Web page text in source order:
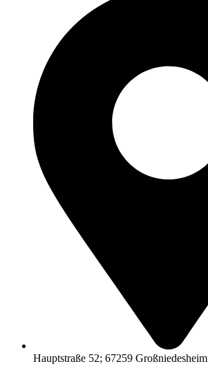
Hauptstraße 52; 67259 Großniedesheim